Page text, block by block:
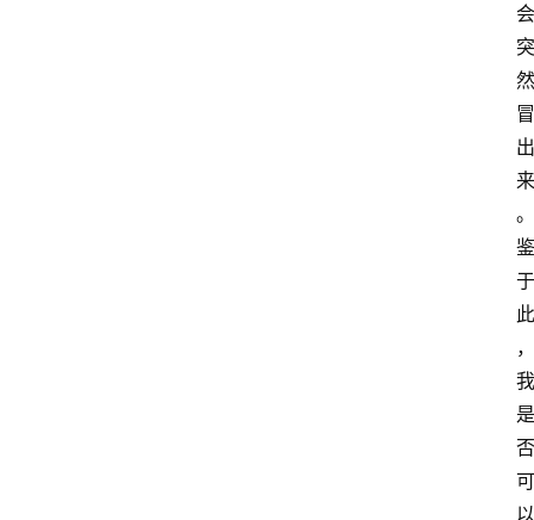
会
突
然
冒
出
来
。
鉴
于
此
，
我
是
否
可
以